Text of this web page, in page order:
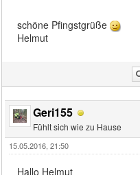
schöne Pfingstgrüße
Helmut
Geri155
Fühlt sich wie zu Hause
15.05.2016, 21:50
Hallo Helmut